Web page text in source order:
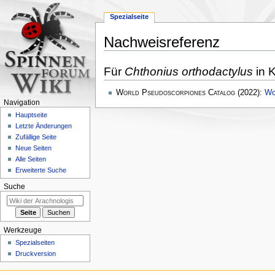
Nachweisreferenz
Navigation
springen
Suche
springen
Für Chthonius orthodactylus in
World Pseudoscorpiones Catalog(2022):
Spezialseite
Navigation
Hauptseite
Letzte Änderungen
Zufällige Seite
Neue Seiten
Alle Seiten
Erweiterte Suche
Suche
Werkzeuge
Spezialseiten
Druckversion